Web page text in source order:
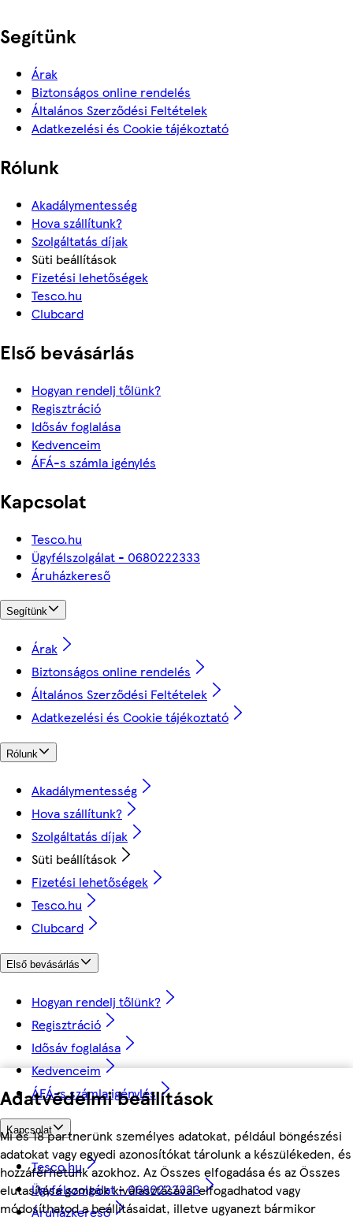
Adatvédelmi beállítások
Mi és 18 partnerünk személyes adatokat, például böngészési
adatokat vagy egyedi azonosítókat tárolunk a készülékeden, és
hozzáférhetünk azokhoz. Az Összes elfogadása és az Összes
elutasítása gombok kiválasztásával elfogadhatod vagy
módosíthatod a beállításaidat, illetve ugyanezt bármikor
Segítünk
Árak
Biztonságos online rendelés
Általános Szerződési Feltételek
Adatkezelési és Cookie tájékoztató
Rólunk
Akadálymentesség
Hova szállítunk?
Szolgáltatás díjak
Süti beállítások
Fizetési lehetőségek
Tesco.hu
Clubcard
Első bevásárlás
Hogyan rendelj tőlünk?
Regisztráció
Idősáv foglalása
Kedvenceim
ÁFÁ-s számla igénylés
Kapcsolat
Tesco.hu
Ügyfélszolgálat - 0680222333
Áruházkereső
Segítünk
Árak
Biztonságos online rendelés
Általános Szerződési Feltételek
Adatkezelési és Cookie tájékoztató
Rólunk
Akadálymentesség
Hova szállítunk?
Szolgáltatás díjak
Süti beállítások
Fizetési lehetőségek
Tesco.hu
Clubcard
Első bevásárlás
Hogyan rendelj tőlünk?
Regisztráció
Idősáv foglalása
Kedvenceim
ÁFÁ-s számla igénylés
Kapcsolat
Tesco.hu
Ügyfélszolgálat - 0680222333
Áruházkereső